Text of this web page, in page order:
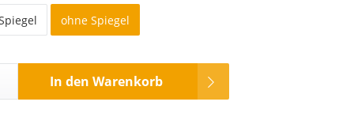
ohne Spiegel
In den Warenkorb